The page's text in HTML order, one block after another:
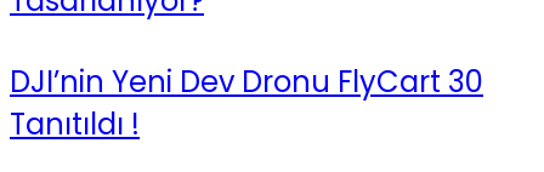
DJI’nin Yeni Dev Dronu FlyCart 30
Tanıtıldı !